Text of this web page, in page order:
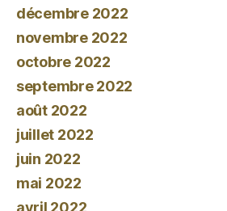
décembre 2022
novembre 2022
octobre 2022
septembre 2022
août 2022
juillet 2022
juin 2022
mai 2022
avril 2022